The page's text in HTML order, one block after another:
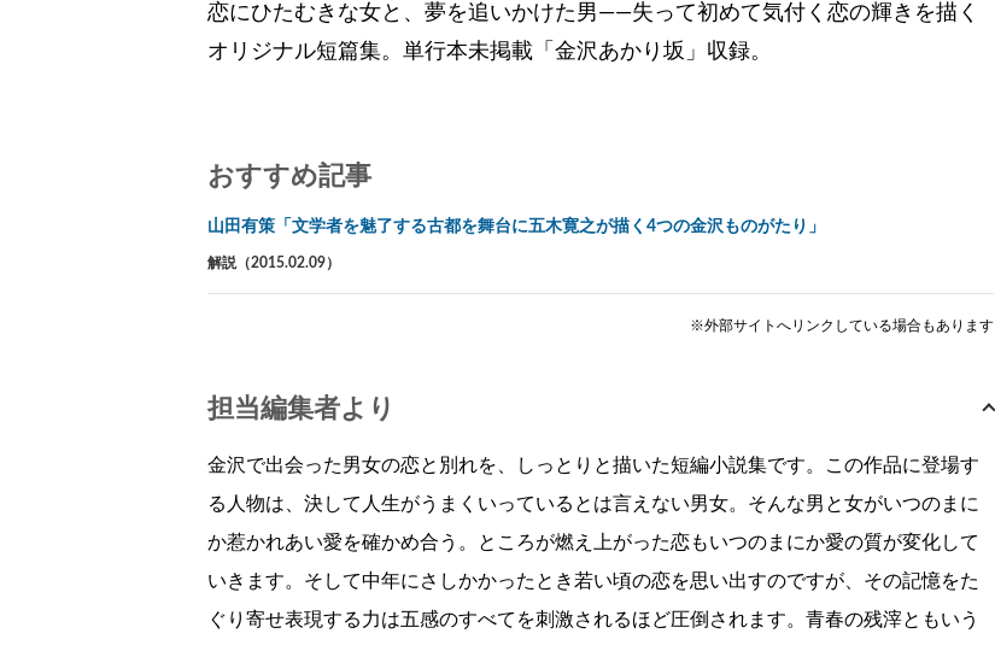
恋にひたむきな女と、夢を追いかけた男――失って初めて気付く恋の輝きを描く
オリジナル短篇集。単行本未掲載「金沢あかり坂」収録。
おすすめ記事
山田有策「文学者を魅了する古都を舞台に五木寛之が描く4つの金沢ものがたり」
解説（2015.02.09）
※外部サイトへリンクしている場合もあります
担当編集者より
金沢で出会った男女の恋と別れを、しっとりと描いた短編小説集です。この作品に登場す
る人物は、決して人生がうまくいっているとは言えない男女。そんな男と女がいつのまに
か惹かれあい愛を確かめ合う。ところが燃え上がった恋もいつのまにか愛の質が変化して
いきます。そして中年にさしかかったとき若い頃の恋を思い出すのですが、その記憶をた
ぐり寄せ表現する力は五感のすべてを刺激されるほど圧倒されます。青春の残滓ともいう